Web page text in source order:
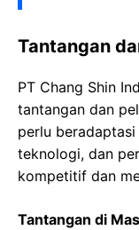
Tantangan
PT Chang Shin
tantangan dan
perlu
teknologi, dan
kompetitif dan
Tantangan di